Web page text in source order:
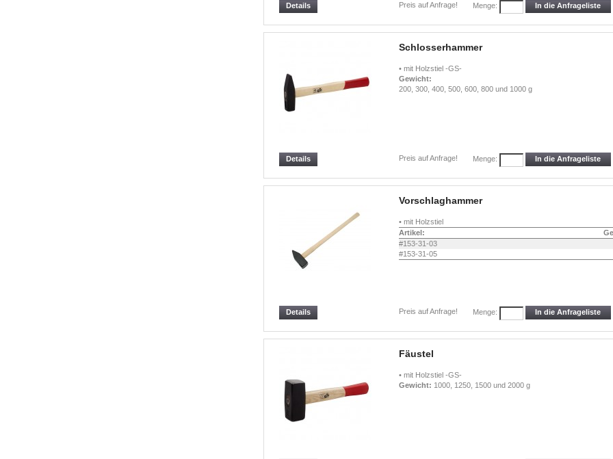
Preis auf Anfrage! Menge: In die Anfrageliste
Details
Schlosserhammer
• mit Holzstiel -GS-
Gewicht:
200, 300, 400, 500, 600, 800 und 1000 g
Preis auf Anfrage! Menge: In die Anfrageliste
Details
Vorschlaghammer
• mit Holzstiel
Artikel:
#153-31-03
#153-31-05
Preis auf Anfrage! Menge: In die Anfrageliste
Details
Fäustel
• mit Holzstiel -GS-
Gewicht: 1000, 1250, 1500 und 2000 g